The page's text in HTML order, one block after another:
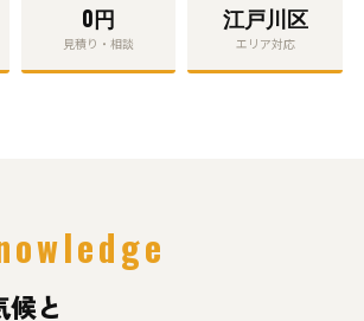
0円
見積り・相談
江戸川区
エリア対応
候と